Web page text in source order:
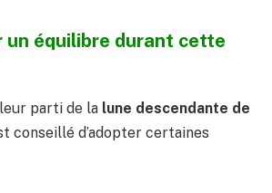
un équilibre durant cette
parti de la lune descendante de
conseillé d’adopter certaines